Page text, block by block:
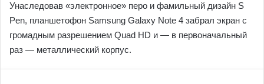
Унаследовав «электронное» перо и фамильный дизайн S
Pen, планшетофон Samsung Galaxy Note 4 забрал экран с
громадным разрешением Quad HD и — в первоначальный
раз — металлический корпус.